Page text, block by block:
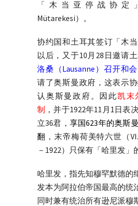
「木当亚停战协定」
Mütarekesi）。
协约国和土耳其签订「木当
以后，又于10月28日邀请
洛桑（Lausanne）召开和会
请了奥斯曼政府，这表示
认奥斯曼政府。因此凯末
制 ，并于1922年11月1日表
立36君， 享国623年的奥斯
翻 ，末帝梅荷美特六世（
－1922）只保有「哈里发」
哈里发，指先知穆罕默德的
发本为阿拉伯帝国最高的统
同时兼有统治所有逊尼派穆